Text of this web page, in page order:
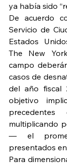
ya había sido
De acuerdo
Servicio de
Estados
The New
campo
casos de
del año fiscal
objetivo
multiplicando
— el
presentados
Para